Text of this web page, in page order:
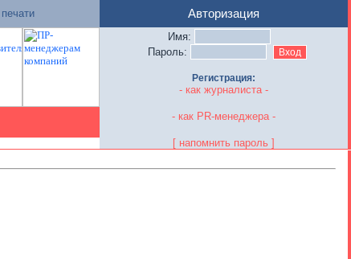
Авторизация
Имя:
Пароль:
Регистрация:
- как журналиста -
- как PR-менеджера -
[ напомнить пароль ]